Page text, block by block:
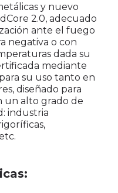
y nuevo
2.0, adecuado
ante el fuego
negativa o con
dada su
mediante
su uso tanto en
diseñado para
un alto grado de
industria